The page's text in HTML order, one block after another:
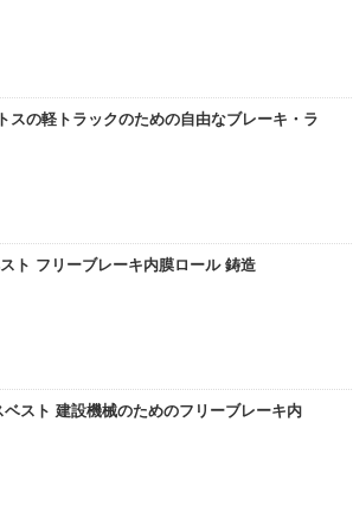
スの軽トラックのための自由なブレーキ・ラ
ト フリーブレーキ内膜ロール 鋳造
スト 建設機械のためのフリーブレーキ内